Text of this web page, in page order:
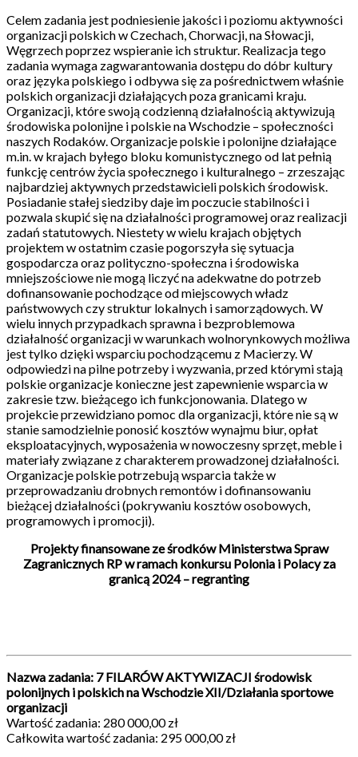
Celem zadania jest podniesienie jakości i poziomu aktywności
organizacji polskich w Czechach, Chorwacji, na Słowacji,
Węgrzech poprzez wspieranie ich struktur. Realizacja tego
zadania wymaga zagwarantowania dostępu do dóbr kultury
oraz języka polskiego i odbywa się za pośrednictwem właśnie
polskich organizacji działających poza granicami kraju.
Organizacji, które swoją codzienną działalnością aktywizują
środowiska polonijne i polskie na Wschodzie – społeczności
naszych Rodaków. Organizacje polskie i polonijne działające
m.in. w krajach byłego bloku komunistycznego od lat pełnią
funkcję centrów życia społecznego i kulturalnego – zrzeszając
najbardziej aktywnych przedstawicieli polskich środowisk.
Posiadanie stałej siedziby daje im poczucie stabilności i
pozwala skupić się na działalności programowej oraz realizacji
zadań statutowych. Niestety w wielu krajach objętych
projektem w ostatnim czasie pogorszyła się sytuacja
gospodarcza oraz polityczno-społeczna i środowiska
mniejszościowe nie mogą liczyć na adekwatne do potrzeb
dofinansowanie pochodzące od miejscowych władz
państwowych czy struktur lokalnych i samorządowych. W
wielu innych przypadkach sprawna i bezproblemowa
działalność organizacji w warunkach wolnorynkowych możliwa
jest tylko dzięki wsparciu pochodzącemu z Macierzy. W
odpowiedzi na pilne potrzeby i wyzwania, przed którymi stają
polskie organizacje konieczne jest zapewnienie wsparcia w
zakresie tzw. bieżącego ich funkcjonowania. Dlatego w
projekcie przewidziano pomoc dla organizacji, które nie są w
stanie samodzielnie ponosić kosztów wynajmu biur, opłat
eksploatacyjnych, wyposażenia w nowoczesny sprzęt, meble i
materiały związane z charakterem prowadzonej działalności.
Organizacje polskie potrzebują wsparcia także w
przeprowadzaniu drobnych remontów i dofinansowaniu
bieżącej działalności (pokrywaniu kosztów osobowych,
programowych i promocji).
Projekty finansowane ze środków Ministerstwa Spraw
Zagranicznych RP w ramach konkursu Polonia i Polacy za
granicą 2024 – regranting
Nazwa zadania: 7 FILARÓW AKTYWIZACJI środowisk
polonijnych i polskich na Wschodzie XII/Działania sportowe
organizacji
Wartość zadania: 280 000,00 zł
Całkowita wartość zadania: 295 000,00 zł